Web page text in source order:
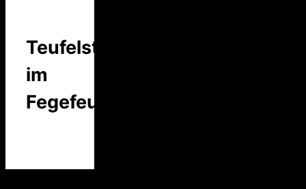
Teufelstalk
im
Fegefeuer